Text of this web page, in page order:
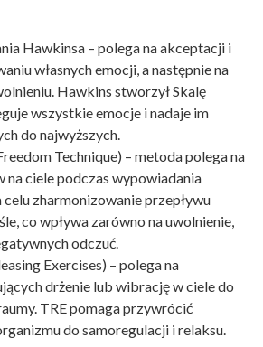
Hawkinsa – polega na akceptacji i
własnych emocji, a następnie na
Hawkins stworzył Skalę
wszystkie emocje i nadaje im
do najwyższych.
Technique) – metoda polega na
na ciele podczas wypowiadania
celu zharmonizowanie przepływu
co wpływa zarówno na uwolnienie,
odczuć.
Exercises) – polega na
drżenie lub wibrację w ciele do
TRE pomaga przywrócić
do samoregulacji i relaksu.